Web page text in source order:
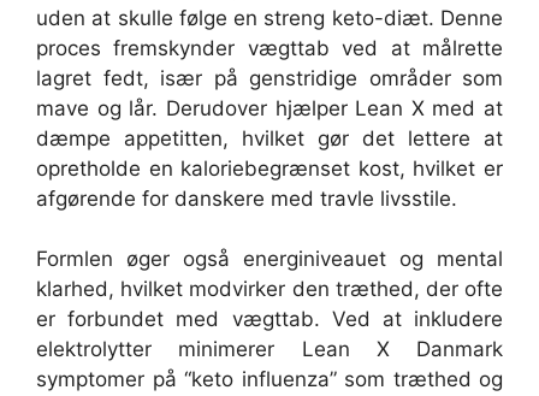
uden at skulle følge en streng keto-diæt. Denne
proces fremskynder vægttab ved at målrette
lagret fedt, især på genstridige områder som
mave og lår. Derudover hjælper Lean X med at
dæmpe appetitten, hvilket gør det lettere at
opretholde en kaloriebegrænset kost, hvilket er
afgørende for danskere med travle livsstile.
Formlen øger også energiniveauet og mental
klarhed, hvilket modvirker den træthed, der ofte
er forbundet med vægttab. Ved at inkludere
elektrolytter minimerer Lean X Danmark
symptomer på “keto influenza” som træthed og